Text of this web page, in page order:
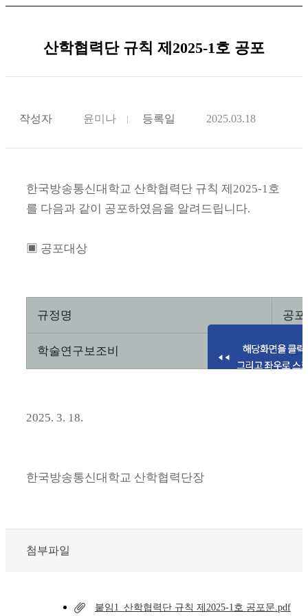
산학협력단 규칙 제2025-1호 공포
작성자 윤미나 등록일 2025.03.18
한국방송통신대학교 산학협력단 규칙 제 2025-1 호
를 다음과 같이 공포하였음을 알려드립니다.
▣ 공포대상
규정명 공
학술연구보조비 제
2025. 3. 18.
한국방송통신대학교 산학협력단장
첨부파일
붙임1_산학협력단 규칙 제2025-1호 공포문.pdf